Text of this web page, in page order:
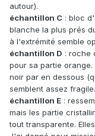
autour).
échantillon C : bloc
blanche la plus prés
à l'extrémité semble
échantillon D : roche
pour sa partie
noir par en dessous
semblent assez fragile.
échantillon E :
mais les partie
tout transparente.